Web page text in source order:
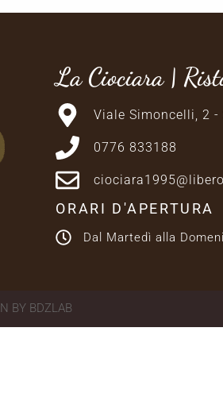
La Ciociara |
Viale Simoncelli, 2 -
0776 833188
ORARI D'APERTURA
Dal Martedì alla
BY BDZLAB